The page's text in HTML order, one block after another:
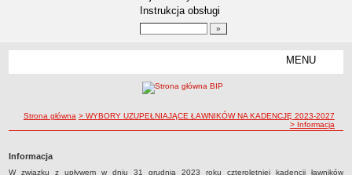
Instrukcja obsługi
MENU
Status gminy
Lokalizacja
Insygnia gminy
ścieżka nawigacji
Strona główna > WYBORY UZUPEŁNIAJĄCE ŁAWNIKÓW NA KADENCJĘ 2023-2027
> Informacja
Informacja
W związku z upływem w dniu 31 grudnia 2023 roku czteroletniej kadencji ławników